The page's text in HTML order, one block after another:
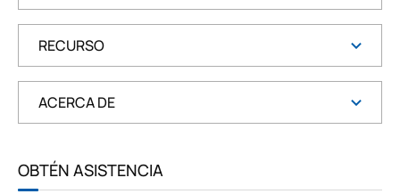
RECURSO
ACERCA DE
OBTÉN ASISTENCIA